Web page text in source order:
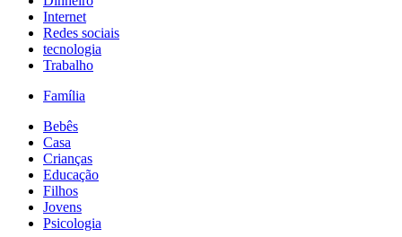
Internet
Redes sociais
tecnologia
Trabalho
Família
Bebês
Casa
Crianças
Educação
Filhos
Jovens
Psicologia